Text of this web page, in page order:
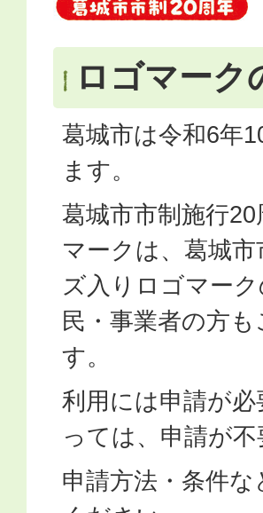
ロゴマーク
葛城市は令和6年
ます。
葛城市市制施行
マークは、葛城
ズ入りロゴマー
民・事業者の方
す。
利用には申請が
っては、申請が
申請方法・条件